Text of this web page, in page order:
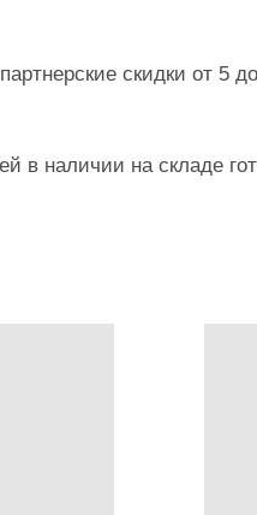
скидки от 5
в наличии на складе